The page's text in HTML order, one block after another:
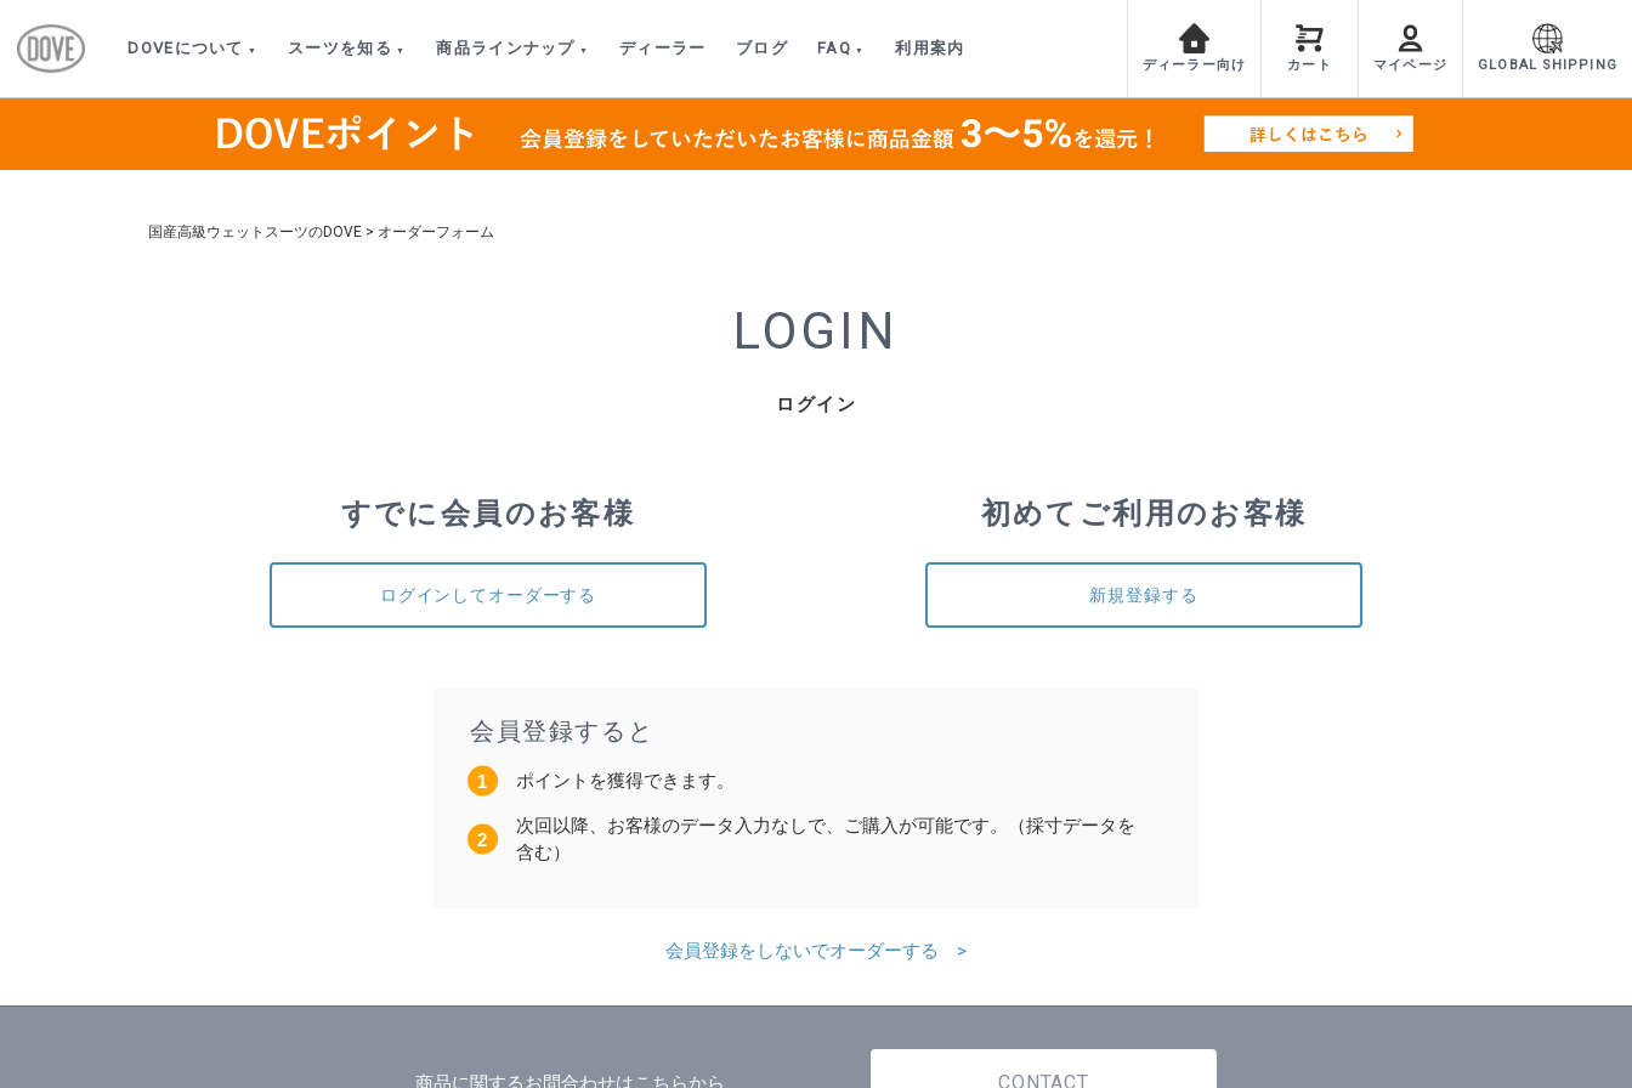
DOVEについて スーツを知る 商品ラインナップ ディーラー ブログ FAQ 利用案内
ディーラー向け カート マイページ GLOBAL SHIPPING
国産高級ウェットスーツのDOVE > オーダーフォーム
LOGIN
ログイン
すでに会員のお客様
ログインしてオーダーする
初めてご利用のお客様
新規登録する
会員登録すると
ポイントを獲得できます。
次回以降、お客様のデータ入力なしで、ご購入が可能です。（採寸データを
含む）
会員登録をしないでオーダーする >
商品に関するお問合わせはこちらから CONTACT